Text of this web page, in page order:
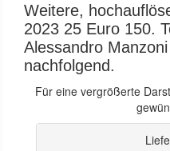
Weitere,
2023 25 Euro 150.
Alessandro
nachfolgend.
Für eine vergrößerte